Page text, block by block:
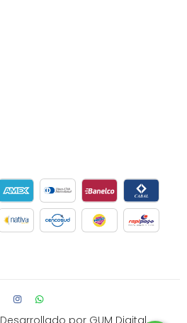
Desarrollado por GUM Digital.